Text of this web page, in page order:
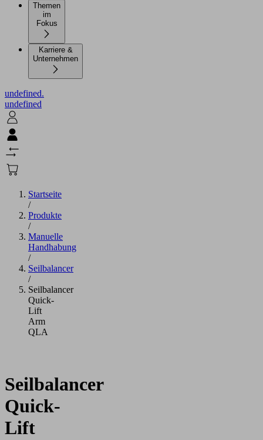
Themen
im
Karriere &
Unternehmen
undefined.
undefined
Startseite
/
Produkte
/
Manuelle
Handhabung
/
Seilbalancer
/
Seilbalancer
Quick-
Lift
Arm
QLA
Seilbalancer
Quick-
Lift